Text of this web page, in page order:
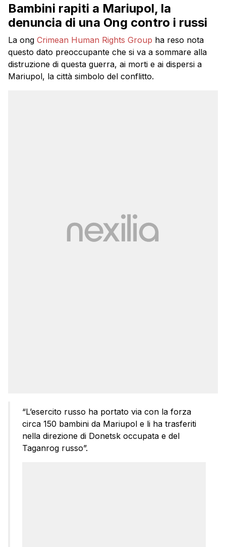
Bambini rapiti a Mariupol, la
denuncia di una Ong contro i russi
La ong Crimean Human Rights Group ha reso nota
questo dato preoccupante che si va a sommare alla
distruzione di questa guerra, ai morti e ai dispersi a
Mariupol, la città simbolo del conflitto.
“L’esercito russo ha portato via con la forza
circa 150 bambini da Mariupol e li ha trasferiti
nella direzione di Donetsk occupata e del
Taganrog russo”.